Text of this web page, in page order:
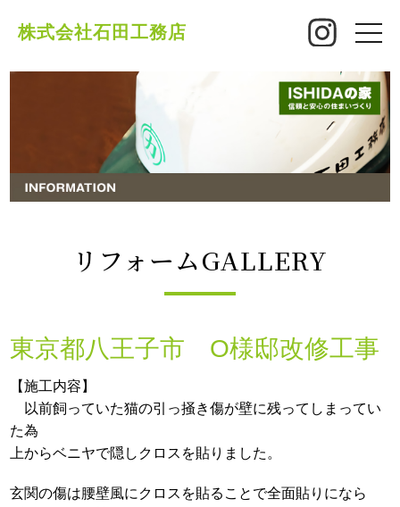
株式会社石田工務店
toggle
リフォームGALLERY
東京都八王子市 O様邸改修工事
【施工内容】
以前飼っていた猫の引っ掻き傷が壁に残ってしまってい
た為
上からベニヤで隠しクロスを貼りました。
玄関の傷は腰壁風にクロスを貼ることで全面貼りになら